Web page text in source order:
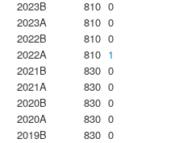
2023B
810 0
2023Α
810 0
2022B
810 0
2022A
810 1
2021B
830 0
2021A
830 0
2020B
830 0
2020A
830 0
2019B
830 0